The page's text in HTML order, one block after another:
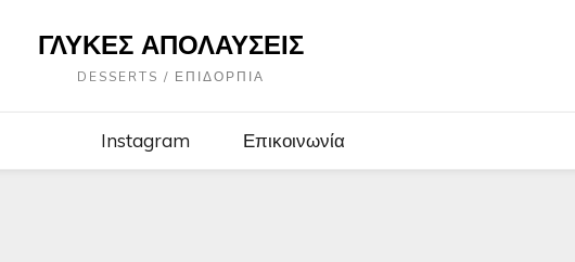
ΓΛΥΚΈΣ ΑΠΟΛΑΎΣΕΙΣ
DESSERTS / ΕΠΙΔΌΡΠΙΑ
Instagram Επικοινωνία